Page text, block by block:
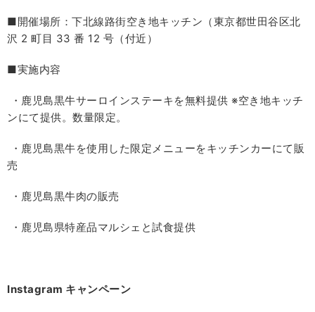
■開催場所：下北線路街空き地キッチン（東京都世田谷区北
沢 2 町目 33 番 12 号（付近）
■実施内容
・鹿児島黒牛サーロインステーキを無料提供 ※空き地キッチ
ンにて提供。数量限定。
・鹿児島黒牛を使用した限定メニューをキッチンカーにて販
売
・鹿児島黒牛肉の販売
・鹿児島県特産品マルシェと試食提供
Instagram キャンペーン